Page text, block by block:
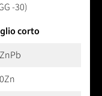
-30)
corto